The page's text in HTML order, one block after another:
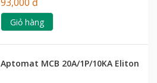
Giỏ hàng
Aptomat MCB 20A/1P/10KA Eliton